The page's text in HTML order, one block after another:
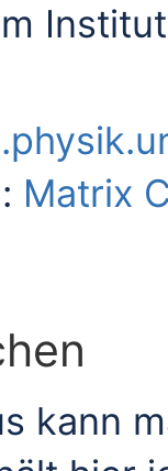
Matrix
kann